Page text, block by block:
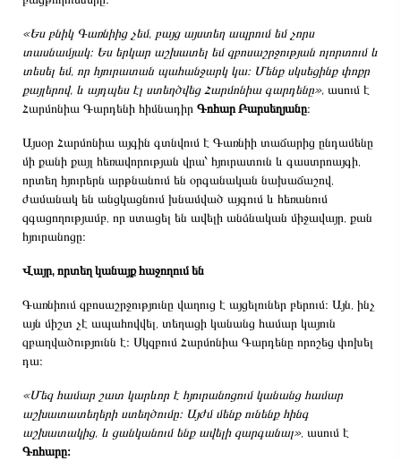
«Ես բնիկ Գառնիից չեմ, բայց այստեղ ապրում եմ չորս
տասնամյակ։ Ես երկար աշխատել եմ զբոսաշրջության ոլորտում և
տեսել եմ, որ հյուրատան պահանջարկ կա։ Մենք սկսեցինք փոքր
քայլերով, և այդպես էլ ստեղծվեց Հարմոնիա գարդենը», ասում է
Հարմոնիա Գարդենի հիմնադիր Գոհար Բարսեղյանը։
Այսօր Հարմոնիա այգին գտնվում է Գառնիի տաճարից ընդամենը
մի քանի քայլ հեռավորության վրա՝ հյուրատուն և գաստրոայգի,
որտեղ հյուրերն արթնանում են օրգանական նախաճաշով,
ժամանակ են անցկացնում խնամված այգում և հեռանում
զգացողությամբ, որ ստացել են ավելի անձնական միջավայր, քան
հյուրանոցը։
Վայր, որտեղ կանայք հաջողում են
Գառնիում զբոսաշրջությունը վաղուց է այցելուներ բերում։ Այն, ինչ
այն միշտ չէ ապահովվել, տեղացի կանանց համար կայուն
զբաղվածությունն է։ Սկզբում Հարմոնիա Գարդենը որոշեց փոխել
դա։
«Մեզ համար շատ կարևոր է հյուրանոցում կանանց համար
աշխատատեղերի ստեղծումը։ Այժմ մենք ունենք հինգ
աշխատակից, և ցանկանում ենք ավելի զարգանալ», ասում է
Գոհարը։